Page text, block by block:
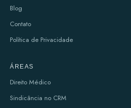
Blog
Contato
Política de Privacidade
ÁREAS
Direito Médico
Sindicância no CRM